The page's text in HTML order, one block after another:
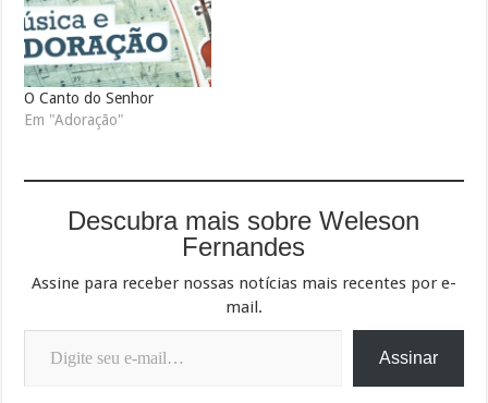
O Canto do Senhor
Em "Adoração"
Descubra mais sobre Weleson
Fernandes
Assine para receber nossas notícias mais recentes por e-
mail.
Digite seu e-mail…
Assinar